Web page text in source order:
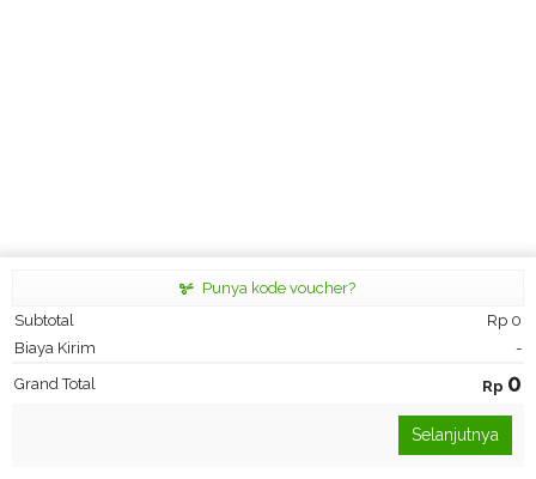
Punya kode voucher?
Subtotal
Rp 0
Biaya Kirim
-
Grand Total
Rp 0